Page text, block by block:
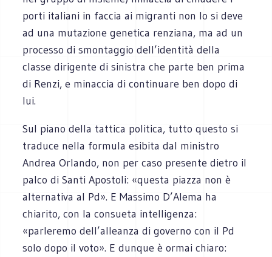
porti italiani in faccia ai migranti non lo si deve
ad una mutazione genetica renziana, ma ad un
processo di smontaggio dell’identità della
classe dirigente di sinistra che parte ben prima
di Renzi, e minaccia di continuare ben dopo di
lui.
Sul piano della tattica politica, tutto questo si
traduce nella formula esibita dal ministro
Andrea Orlando, non per caso presente dietro il
palco di Santi Apostoli: «questa piazza non è
alternativa al Pd». E Massimo D’Alema ha
chiarito, con la consueta intelligenza:
«parleremo dell’alleanza di governo con il Pd
solo dopo il voto». E dunque è ormai chiaro: